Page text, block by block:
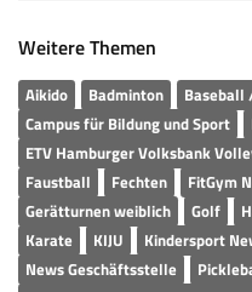
Weitere Themen
Aikido Badminton
Campus für Bildung und Sport
ETV Hamburger Volksbank
Faustball
Fechten FitGym
Gerätturnen weiblich
Golf
Karate
KIJU Kindersport
News Geschäftsstelle